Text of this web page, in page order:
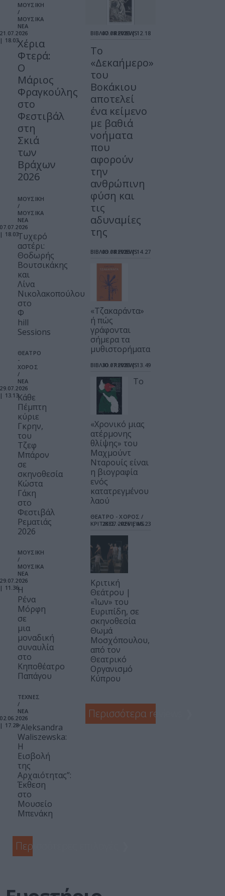
ΜΟΥΣΙΚΗ
/
ΜΟΥΣΙΚΑ
ΝΕΑ
21.07.2026
| 18.03Χέρια
Φτερά:
Ο
Μάριος
Φραγκούλης
στο
Φεστιβάλ
στη
Σκιά
των
Βράχων
2026
ΜΟΥΣΙΚΗ
/
ΜΟΥΣΙΚΑ
ΝΕΑ
07.07.2026
| 18.03Τυχερό
αστέρι:
Θοδωρής
Βουτσικάκης
και
Λίνα
Νικολακοπούλου
στο
Φ
hill
Sessions
ΘΕΑΤΡΟ
-
ΧΟΡΟΣ
/
ΝΕΑ
29.07.2026
| 13.13Κάθε
Πέμπτη
κύριε
Γκρην,
του
Τζεφ
Μπάρον
σε
σκηνοθεσία
Κώστα
Γάκη
στο
Φεστιβάλ
Ρεματιάς
2026
ΜΟΥΣΙΚΗ
/
ΜΟΥΣΙΚΑ
ΝΕΑ
29.07.2026
| 11.36Η
Ρένα
Μόρφη
σε
μια
μοναδική
συναυλία
στο
Κηποθέατρο
Παπάγου
ΤΕΧΝΕΣ
/
ΝΕΑ
02.06.2026
| 17.28“Aleksandra
Waliszewska:
Η
Εισβολή
της
Αρχαιότητας”:
Έκθεση
στο
Μουσείο
Μπενάκη
Περισσότερες επιλογές
ΒΙΒΛΙΟ / REVIEWS
07.08.2026 | 12.18
Το
«Δεκαήμερο»
του
Βοκάκιου
αποτελεί
ένα κείμενο
με βαθιά
νοήματα
που
αφορούν
την
ανθρώπινη
φύση και
τις
αδυναμίες
της
ΒΙΒΛΙΟ / REVIEWS
03.08.2026 | 14.27
«Τζακαράντα»
ή πώς
γράφονται
σήμερα τα
μυθιστορήματα
ΒΙΒΛΙΟ / REVIEWS
30.07.2026 | 13.49
Το
«Χρονικό μιας
ατέρμονης
θλίψης» του
Μαχμούντ
Νταρουίς είναι
η βιογραφία
ενός
κατατρεγμένου
λαού
ΘΕΑΤΡΟ - ΧΟΡΟΣ /
ΚΡΙΤΙΚΕΣ - REVIEWS
28.07.2026 | 16.23
Κριτική
Θεάτρου |
«Ίων» του
Ευριπίδη, σε
σκηνοθεσία
Θωμά
Μοσχόπουλου,
από τον
Θεατρικό
Οργανισμό
Κύπρου
Περισσότερα reviews